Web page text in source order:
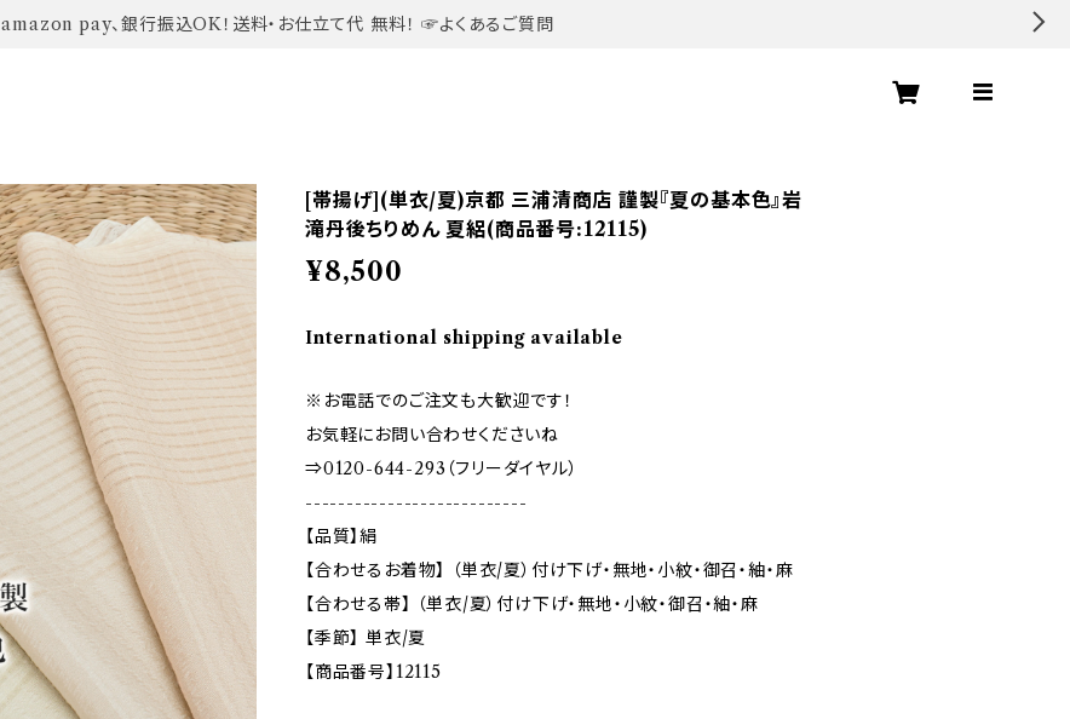
amazon pay、銀行振込OK！送料・お仕立て代 無料！ ☞よくあるご質問
[帯揚げ](単衣/夏)京都 三浦清商店 謹製『夏の基本色』岩
滝丹後ちりめん 夏絽(商品番号:12115)
¥8,500
International shipping available
※お電話でのご注文も大歓迎です！
お気軽にお問い合わせくださいね
⇒0120-644-293（フリーダイヤル）
---------------------------
【品質】絹
【合わせるお着物】 （単衣/夏）付け下げ・無地・小紋・御召・紬・麻
【合わせる帯】 （単衣/夏）付け下げ・無地・小紋・御召・紬・麻
【季節】 単衣/夏
【商品番号】12115